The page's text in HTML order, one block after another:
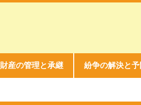
財産の管理と承継 紛争の解決と